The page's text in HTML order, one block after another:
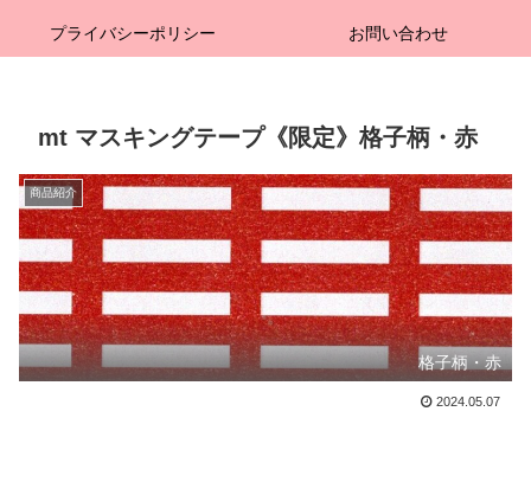
プライバシーポリシー お問い合わせ
mt マスキングテープ《限定》格子柄・赤
商品紹介
格子柄・赤
2024.05.07